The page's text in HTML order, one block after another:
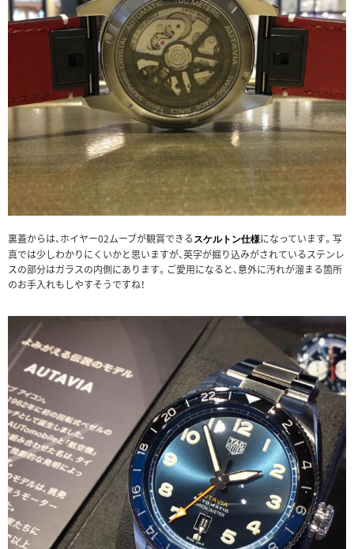
裏蓋からは、ホイヤー02ムーブが観賞できるスケルトン仕様になっています。写
真では少しわかりにくいかと思いますが、英字が掘り込みがされているステンレ
スの部分はガラスの内側にあります。ご愛用になると、意外に汚れが溜まる箇所
のお手入れもしやすそうですね！